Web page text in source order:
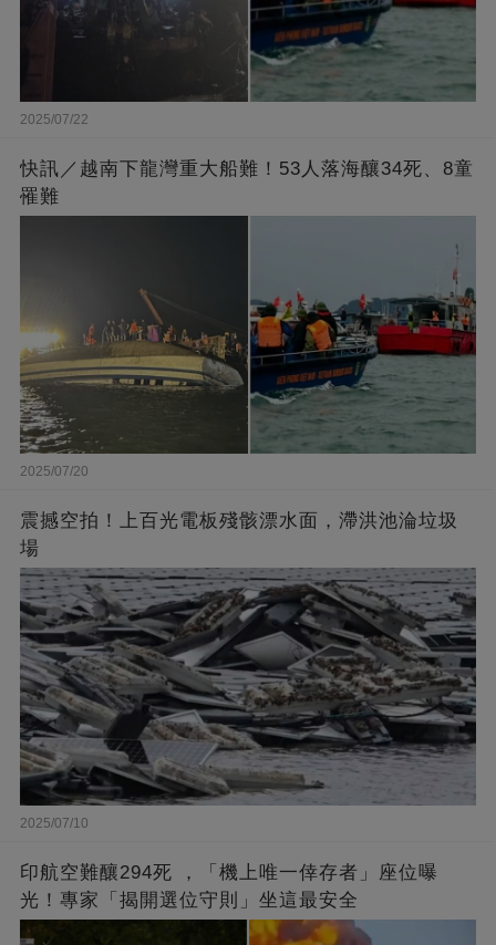
2025/07/22
快訊／越南下龍灣重大船難！53人落海釀34死、8童
罹難
2025/07/20
震撼空拍！上百光電板殘骸漂水面，滯洪池淪垃圾
場
2025/07/10
印航空難釀294死 ，「機上唯一倖存者」座位曝
光！專家「揭開選位守則」坐這最安全